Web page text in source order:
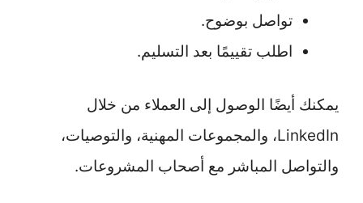
تواصل بوضوح.
اطلب تقييمًا بعد التسليم.
يمكنك أيضًا الوصول إلى العملاء من خلال
LinkedIn، والمجموعات المهنية، والتوصيات،
والتواصل المباشر مع أصحاب المشروعات.